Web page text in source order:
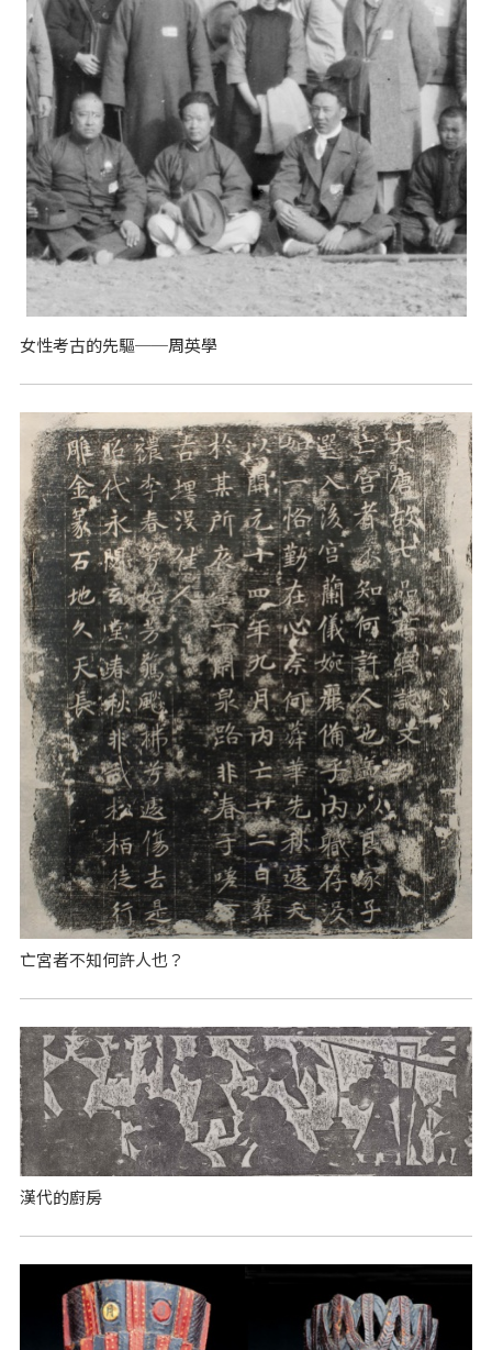
女性考古的先驅──周英學
亡宮者不知何許人也？
漢代的廚房